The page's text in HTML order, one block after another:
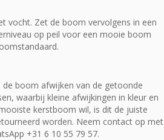
vocht. Zet de boom vervolgens in een
op peil voor een mooie boom
boom afwijken van de getoonde
waarbij kleine afwijkingen in kleur en
kerstboom wil, is dit de juiste
worden. Neem contact op met
+31 6 10 55 79 57.